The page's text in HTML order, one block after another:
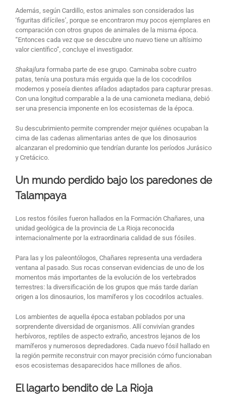
Además, según Cardillo, estos animales son considerados las
‘figuritas difíciles’, porque se encontraron muy pocos ejemplares en
comparación con otros grupos de animales de la misma época.
“Entonces cada vez que se descubre uno nuevo tiene un altísimo
valor científico”, concluye el investigador.
Shakajlura formaba parte de ese grupo. Caminaba sobre cuatro
patas, tenía una postura más erguida que la de los cocodrilos
modernos y poseía dientes afilados adaptados para capturar presas.
Con una longitud comparable a la de una camioneta mediana, debió
ser una presencia imponente en los ecosistemas de la época.
Su descubrimiento permite comprender mejor quiénes ocupaban la
cima de las cadenas alimentarias antes de que los dinosaurios
alcanzaran el predominio que tendrían durante los períodos Jurásico
y Cretácico.
Un mundo perdido bajo los paredones de
Talampaya
Los restos fósiles fueron hallados en la Formación Chañares, una
unidad geológica de la provincia de La Rioja reconocida
internacionalmente por la extraordinaria calidad de sus fósiles.
Para las y los paleontólogos, Chañares representa una verdadera
ventana al pasado. Sus rocas conservan evidencias de uno de los
momentos más importantes de la evolución de los vertebrados
terrestres: la diversificación de los grupos que más tarde darían
origen a los dinosaurios, los mamíferos y los cocodrilos actuales.
Los ambientes de aquella época estaban poblados por una
sorprendente diversidad de organismos. Allí convivían grandes
herbívoros, reptiles de aspecto extraño, ancestros lejanos de los
mamíferos y numerosos depredadores. Cada nuevo fósil hallado en
la región permite reconstruir con mayor precisión cómo funcionaban
esos ecosistemas desaparecidos hace millones de años.
El lagarto bendito de La Rioja